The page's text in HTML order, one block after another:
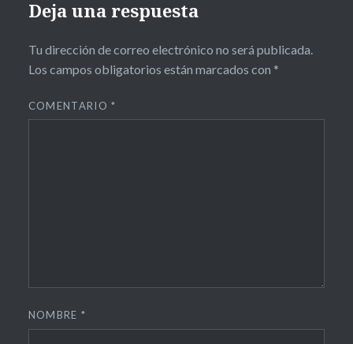
Deja una respuesta
Tu dirección de correo electrónico no será publicada.
Los campos obligatorios están marcados con *
COMENTARIO*
NOMBRE *